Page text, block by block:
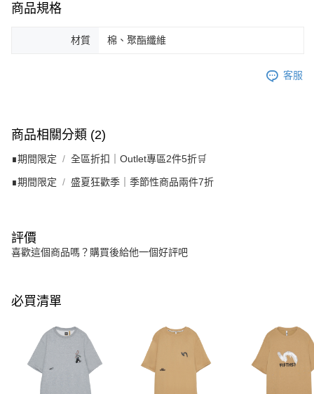
商品規格
材質 棉、聚酯纖維
客服
商品相關分類 (2)
∎期間限定 全區折扣｜Outlet專區2件5折🛒
∎期間限定 盛夏狂歡季｜季節性商品兩件7折
評價
喜歡這個商品嗎？購買後給他一個好評吧
必買清單